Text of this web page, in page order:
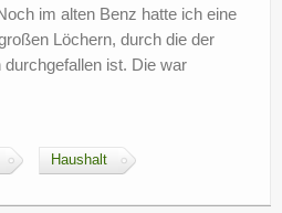
im alten Benz hatte ich eine
Löchern, durch die der
ist. Die war
Haushalt